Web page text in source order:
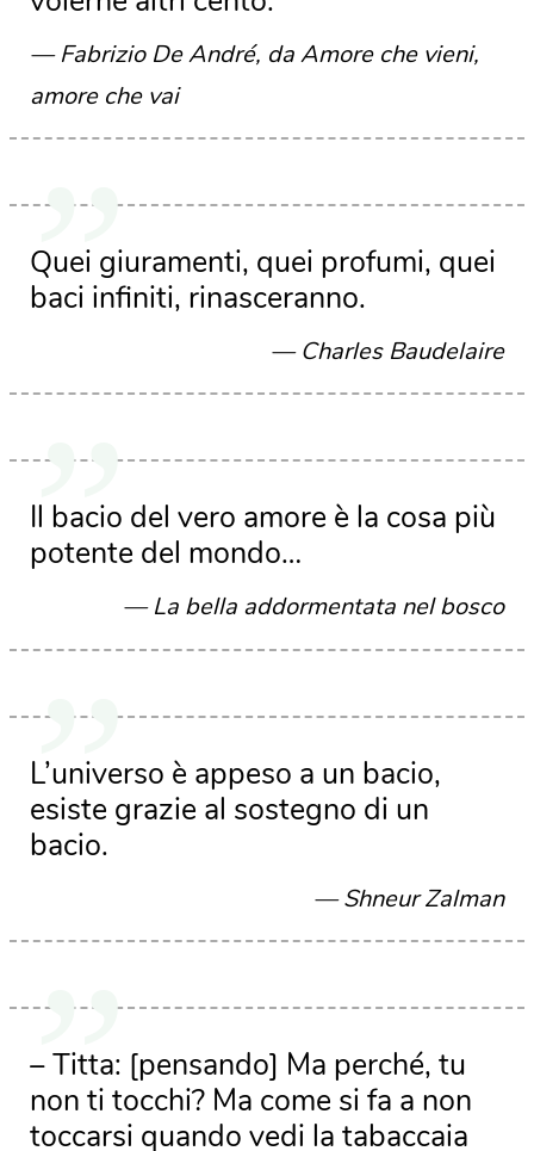
Fabrizio De André, da Amore che vieni,
amore che vai
Quei giuramenti, quei profumi, quei
baci infiniti, rinasceranno.
Charles Baudelaire
Il bacio del vero amore è la cosa più
potente del mondo…
La bella addormentata nel bosco
L’universo è appeso a un bacio,
esiste grazie al sostegno di un
bacio.
Shneur Zalman
– Titta: [pensando] Ma perché, tu
non ti tocchi? Ma come si fa a non
toccarsi quando vedi la tabaccaia